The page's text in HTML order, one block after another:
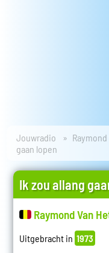
Jouwradio
gaan lopen
Ik zou allang
Raymond Van
Uitgebracht in 1973